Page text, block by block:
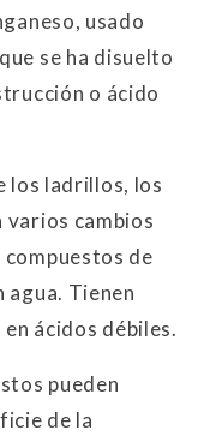
usado
se ha disuelto
o ácido
los ladrillos, los
varios cambios
de
agua. Tienen
ácidos débiles.
pueden
de la